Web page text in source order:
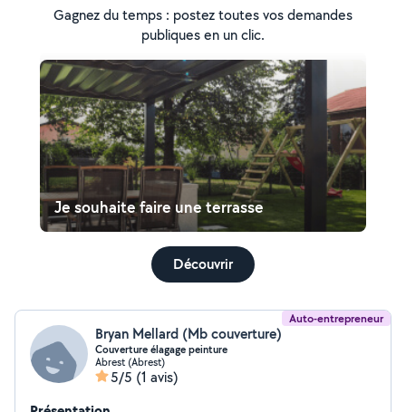
Gagnez du temps : postez toutes vos demandes
publiques en un clic.
Je souhaite faire une terrasse
Découvrir
Auto-entrepreneur
Bryan Mellard (Mb couverture)
Couverture élagage peinture
Abrest (Abrest)
5/5 (1 avis)